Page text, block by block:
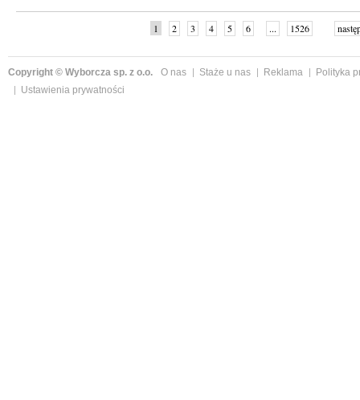
1 2 3 4 5 6 ... 1526
Copyright © Wyborcza sp. z o.o. O nas Staże u nas Reklama
Polityka
Ustawienia prywatności